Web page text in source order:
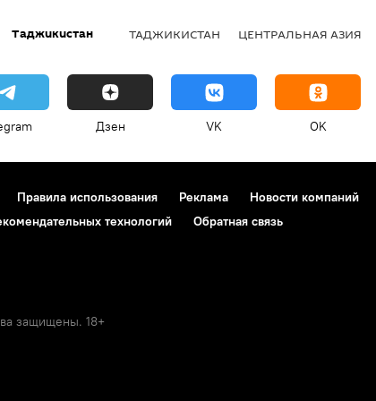
Таджикистан ТАДЖИКИСТАН ЦЕНТРАЛЬНАЯ АЗИЯ
Дзен VK OK
Правила использования Реклама Новости компаний
технологий
Обратная связь
защищены. 18+